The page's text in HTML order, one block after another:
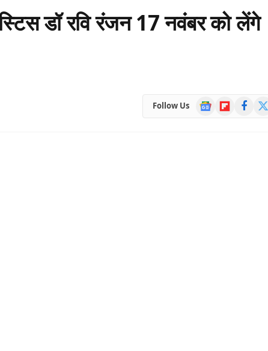
डॉ रवि रंजन 17 नवंबर को लेंगे
Follow Us
Google
News
FlipboardFacebook